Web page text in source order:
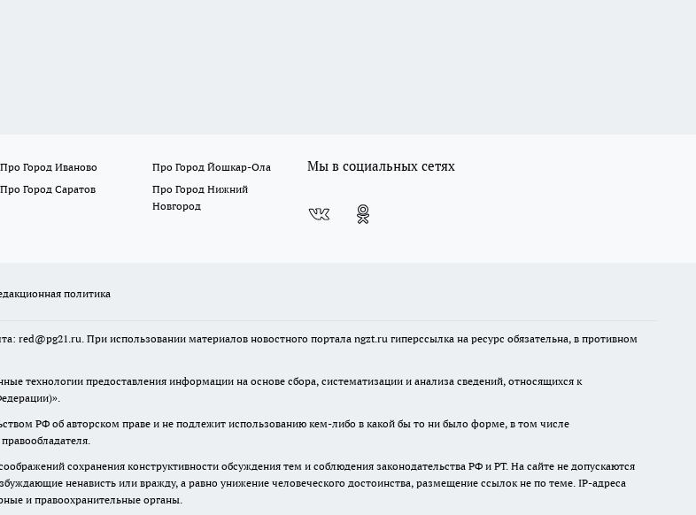
Про Город Иваново
Про Город Йошкар-Ола
Про Город Саратов
Про Город Нижний
Новгород
Мы в социальных сетях
политика
red@pg21.ru. При использовании материалов новостного портала ngzt.ru гиперссылка на ресурс обязательна, в противном
технологии предоставления информации на основе сбора, систематизации и анализа сведений, относящихся к
РФ об авторском праве и не подлежит использованию кем-либо в какой бы то ни было форме, в том числе
сохранения конструктивности обсуждения тем и соблюдения законодательства РФ и РТ. На сайте не допускаются
ненависть или вражду, а равно унижение человеческого достоинства, размещение ссылок не по теме. IP-адреса
и правоохранительные органы.